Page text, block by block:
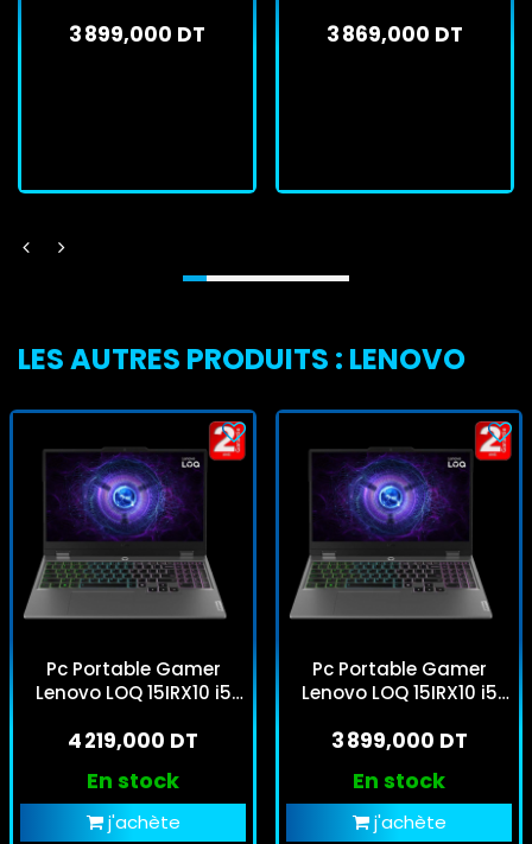
Windows 11
3 899,000 DT
Windows 11
3 869,000 DT
LES AUTRES PRODUITS : LENOVO
Pc Portable Gamer
Lenovo LOQ 15IRX10 i5
Windows 11
4 219,000 DT
En stock
j'achète
Pc Portable Gamer
Lenovo LOQ 15IRX10 i5
Windows 11
3 899,000 DT
En stock
j'achète